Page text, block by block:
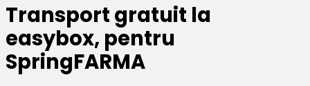
Transport gratuit la
easybox, pentru
SpringFARMA